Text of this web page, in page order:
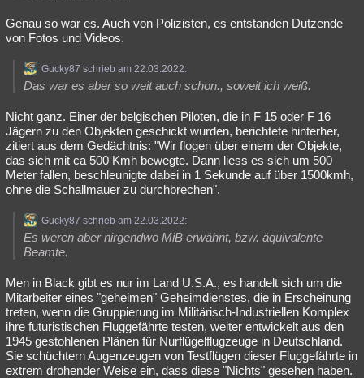
Genau so war es. Auch von Polizisten, es entstanden Dutzende
von Fotos und Videos.
Gucky87 schrieb am 22.03.2022:
Das war es aber so weit auch schon., soweit ich weiß.
Nicht ganz. Einer der belgischen Piloten, die in F 15 oder F 16
Jägern zu den Objekten geschickt wurden, berichtete hinterher,
zitiert aus dem Gedächtnis: "Wir flogen über einem der Objekte,
das sich mit ca 500 Kmh bewegte. Dann liess es sich um 500
Meter fallen, beschleunigte dabei in 1 Sekunde auf über 1500kmh,
ohne die Schallmauer zu durchbrechen".
Gucky87 schrieb am 22.03.2022:
Es weren aber nirgendwo MiB erwähnt, bzw. äquivalente
Beamte.
Men in Black gibt es nur im Land U.S.A., es handelt sich um die
Mitarbeiter eines "geheimen" Geheimdienstes, die in Erscheinung
treten, wenn die Gruppierung im Militärisch-Industriellen Komplex
ihre futuristischen Fluggefährte testen, weiter entwickelt aus den
1945 gestohlenen Plänen für Nurflügelflugzeuge in Deutschland.
Sie schüchtern Augenzeugen von Testflügen dieser Fluggefährte in
extrem drohender Weise ein, dass diese "Nichts" gesehen haben.